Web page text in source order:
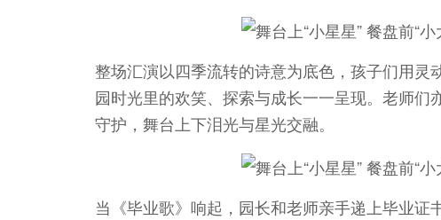
整场汇演以四季流转的诗意为底色，孩子们用
园时光里的欢笑、探索与成长一一呈现。老师
守护，舞台上下泪光与星光交融。
当《毕业歌》响起，园长和老师亲手递上毕业证